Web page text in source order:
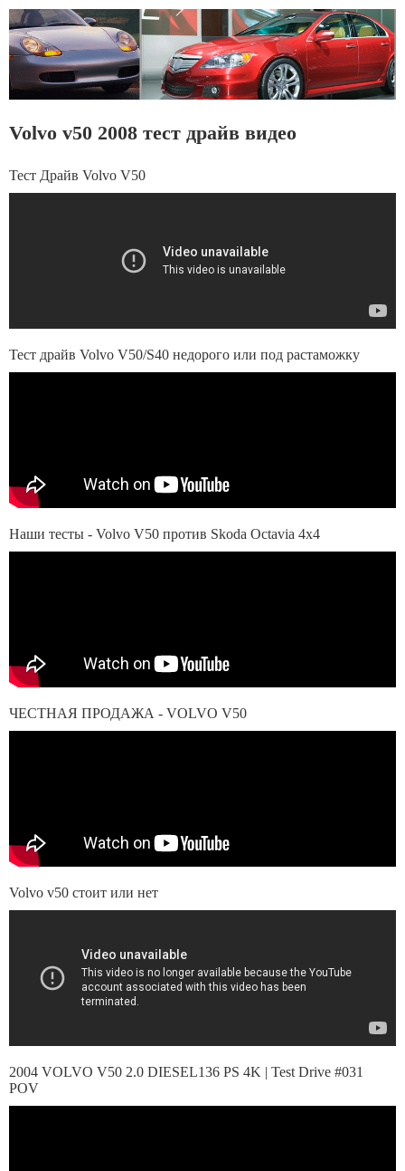
Volvo v50 2008 тест драйв видео
Тест Драйв Volvo V50
Тест драйв Volvo V50/S40 недорого или под растаможку
Наши тесты - Volvo V50 против Skoda Octavia 4х4
ЧЕСТНАЯ ПРОДАЖА - VOLVO V50
Volvo v50 стоит или нет
2004 VOLVO V50 2.0 DIESEL136 PS 4K | Test Drive #031
POV